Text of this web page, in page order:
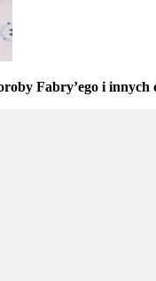
Fabry’ego i innych